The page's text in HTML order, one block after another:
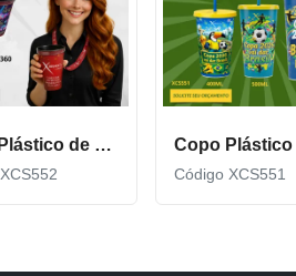
Copo Plástico de 550 ML com Tirante Personalizado XCS552
Código XCS551